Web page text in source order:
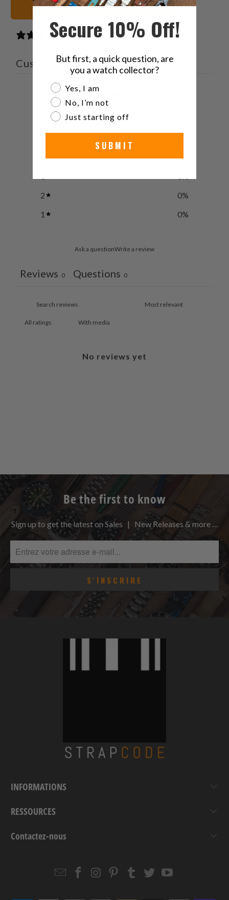
gris Sangles de montre
0 reviews
Customer reviews
0 / 50 reviews
0%
2
0%
1
0%
Ask a questionWrite a review
Reviews 0 Questions 0
With media
No reviews yet
Be the first to know
Sign up to get the latest on Sales | New Releases & more …
INFORMATIONS
RESSOURCES
Contactez-nous
EmailStrapcode
Strapcode
Strapcode
Strapcode
Strapcode
Secure 10% Off!
But first, a quick question, are
you a watch collector?
Are you a watch collector?
Yes, I am
No, I’m not
Just starting off
SUBMIT